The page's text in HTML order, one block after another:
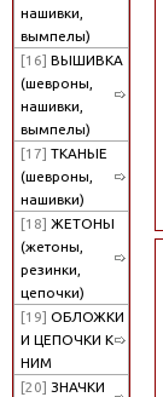
нашивки,
вымпелы)
[16] ВЫШИВКА
(шевроны,
нашивки,
вымпелы)
[17] ТКАНЫЕ
(шевроны,
нашивки)
[18] ЖЕТОНЫ
(жетоны,
резинки,
цепочки)
[19] ОБЛОЖКИ
И ЦЕПОЧКИ К
НИМ
[20] ЗНАЧКИ